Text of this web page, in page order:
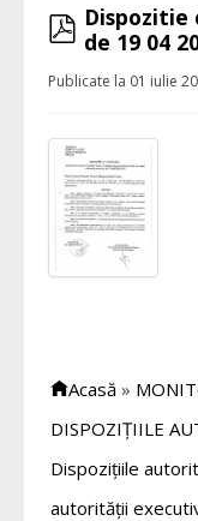
pdf
Dispozitie
de 19 04
Publicate la 01 iulie
Acasă »
DISPOZIȚIILE
Dispozițiile
autorității